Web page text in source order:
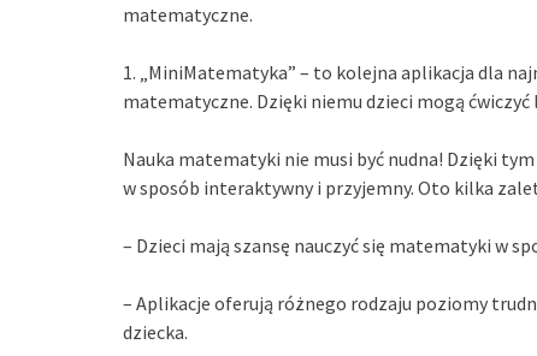
matematyczne.
1. „MiniMatematyka” – to kolejna aplikacja dla
matematyczne. Dzięki niemu dzieci mogą
Nauka matematyki nie musi być nudna! Dzięki
w sposób interaktywny i przyjemny. Oto kilka
– Dzieci mają szansę nauczyć się matematyki w
– Aplikacje oferują różnego rodzaju poziomy
dziecka.